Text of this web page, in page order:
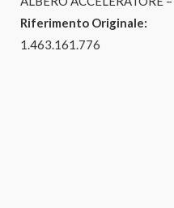
Riferimento Originale:
1.463.161.776